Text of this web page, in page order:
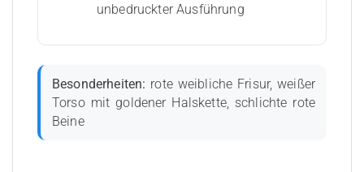
unbedruckter Ausführung
Besonderheiten: rote weibliche Frisur, weißer
Torso mit goldener Halskette, schlichte rote
Beine